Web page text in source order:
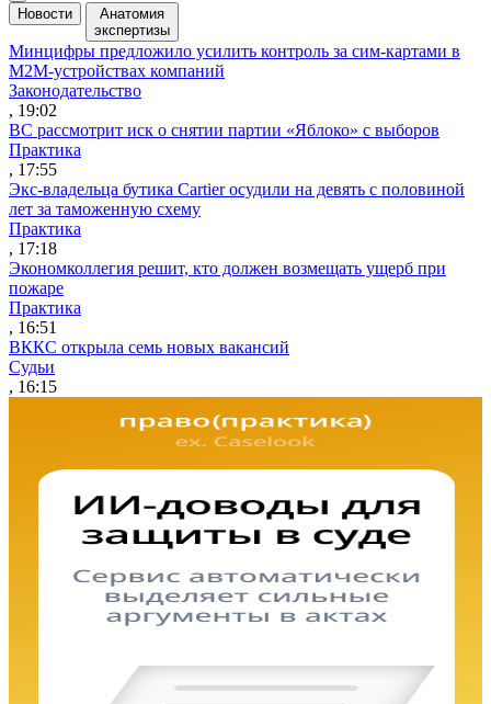
Новости
Анатомия
экспертизы
Минцифры предложило усилить контроль за сим-картами в
M2M-устройствах компаний
Законодательство
, 19:02
ВС рассмотрит иск о снятии партии «Яблоко» с выборов
Практика
, 17:55
Экс-владельца бутика Cartier осудили на девять с половиной
лет за таможенную схему
Практика
, 17:18
Экономколлегия решит, кто должен возмещать ущерб при
пожаре
Практика
, 16:51
ВККС открыла семь новых вакансий
Судьи
, 16:15